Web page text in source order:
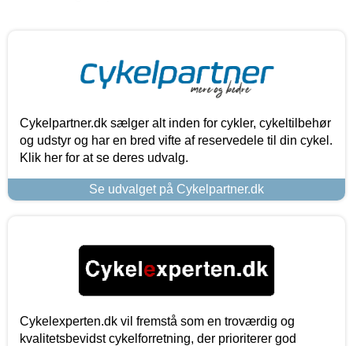
Cykelpartner.dk sælger alt inden for cykler, cykeltilbehør
og udstyr og har en bred vifte af reservedele til din cykel.
Klik her for at se deres udvalg.
Se udvalget på Cykelpartner.dk
Cykelexperten.dk vil fremstå som en troværdig og
kvalitetsbevidst cykelforretning, der prioriterer god